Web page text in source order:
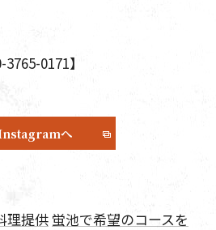
0171】
へ
理提供 蛍池で希望のコースを